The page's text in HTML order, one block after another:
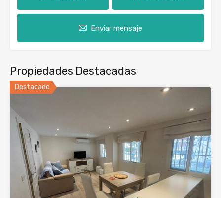
Enviar mensaje
Propiedades Destacadas
Destacado